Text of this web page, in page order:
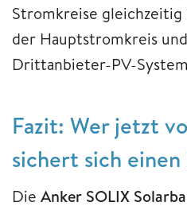
Stromkreise gleichzeitig
der Hauptstromkreis
Drittanbieter-PV-
Fazit: Wer jetzt
sichert sich
Die Anker SOLIX